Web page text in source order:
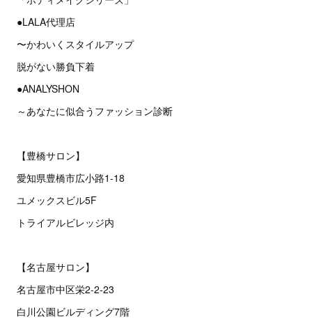
●LALA代理店
〜かわいくスタイルアップ
脱がない勝負下着
●ANALYSHON
～あなたに似合うファッション診断
【豊橋サロン】
愛知県豊橋市広小路1-18
ユメックスビル5F
トライアルビレッジ内
【名古屋サロン】
名古屋市中区栄2‐2‐23
白川公園ビルディング7階